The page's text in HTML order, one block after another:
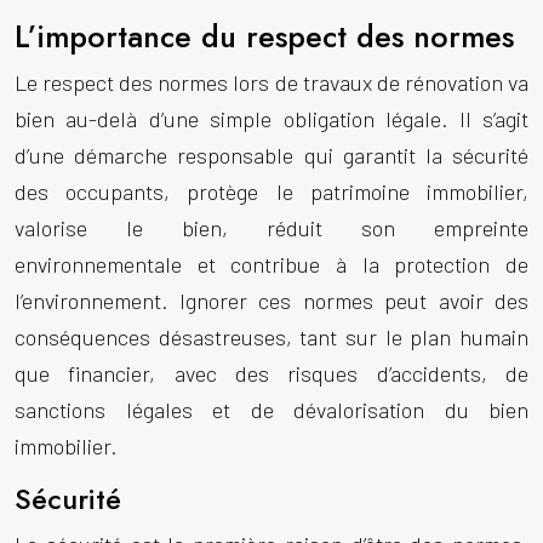
L’importance du respect des normes
Le respect des normes lors de travaux de rénovation va
bien au-delà d’une simple obligation légale. Il s’agit
d’une démarche responsable qui garantit la sécurité
des occupants, protège le patrimoine immobilier,
valorise le bien, réduit son empreinte
environnementale et contribue à la protection de
l’environnement. Ignorer ces normes peut avoir des
conséquences désastreuses, tant sur le plan humain
que financier, avec des risques d’accidents, de
sanctions légales et de dévalorisation du bien
immobilier.
Sécurité